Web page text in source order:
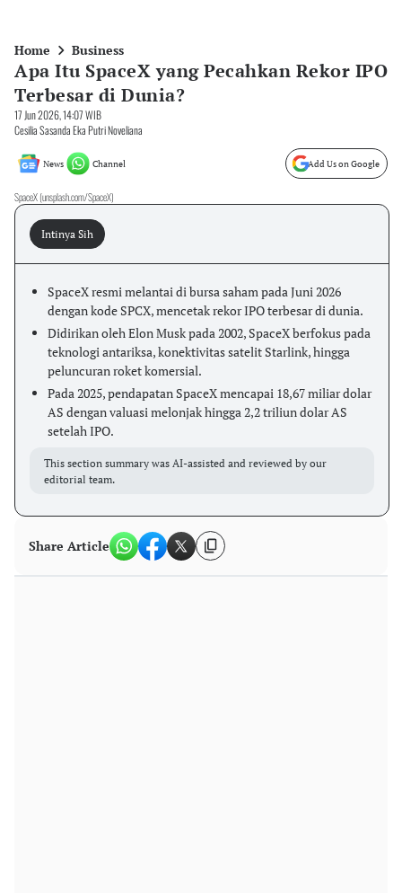
Home Business
Apa Itu SpaceX yang Pecahkan Rekor IPO
Terbesar di Dunia?
17 Jun 2026, 14:07 WIB
Cesilia Sasanda Eka Putri Noveliana
News Channel Add Us on Google
SpaceX (unsplash.com/SpaceX)
Intinya Sih
SpaceX resmi melantai di bursa saham pada Juni 2026
dengan kode SPCX, mencetak rekor IPO terbesar di dunia.
Didirikan oleh Elon Musk pada 2002, SpaceX berfokus pada
teknologi antariksa, konektivitas satelit Starlink, hingga
peluncuran roket komersial.
Pada 2025, pendapatan SpaceX mencapai 18,67 miliar dolar
AS dengan valuasi melonjak hingga 2,2 triliun dolar AS
setelah IPO.
This section summary was AI-assisted and reviewed by our
editorial team.
Share Article